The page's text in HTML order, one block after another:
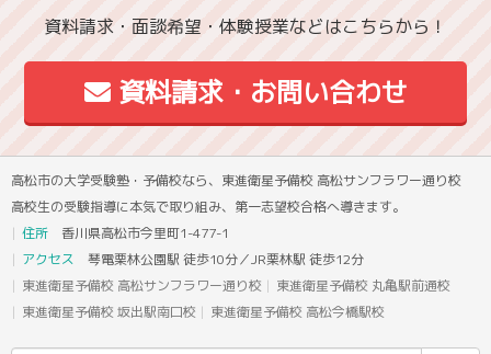
資料請求・面談希望・体験授業などはこちらから！
資料請求・お問い合わせ
高松市の大学受験塾・予備校なら、東進衛星予備校 高松サンフラワー通り校
高校生の受験指導に本気で取り組み、第一志望校合格へ導きます。
住所 香川県高松市今里町1-477-1
アクセス 琴電栗林公園駅 徒歩10分／JR栗林駅 徒歩12分
東進衛星予備校 高松サンフラワー通り校
東進衛星予備校 丸亀駅前通校
東進衛星予備校 坂出駅南口校
東進衛星予備校 高松今橋駅校